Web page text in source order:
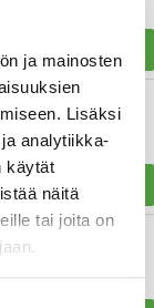
ja mainosten
Lisäksi
analytiikka-
käytät
näitä
tai joita on
TILL I VARUKORGEN
TILL I VARUKORGEN